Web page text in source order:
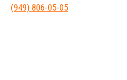
(949) 806-05-05